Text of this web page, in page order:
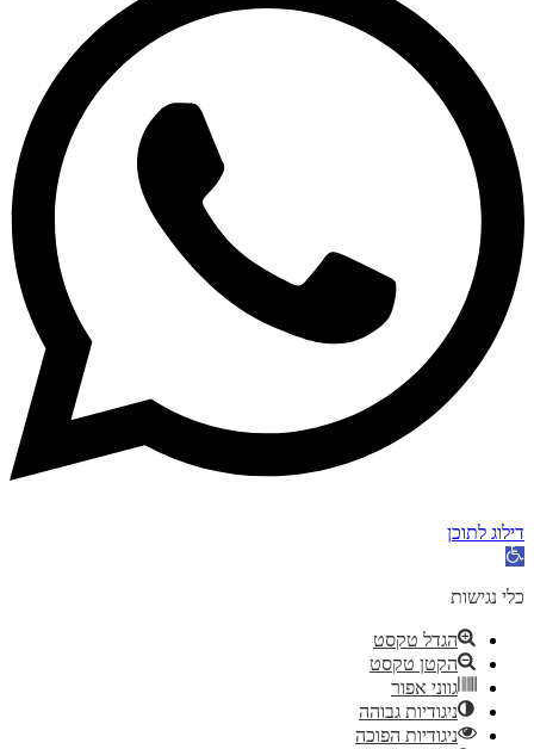
דילוג לתוכן
פתח
נגישות
כלי נגישות
הגדל טקסט
הקטן טקסט
גווני אפור
ניגודיות גבוהה
ניגודיות הפוכה